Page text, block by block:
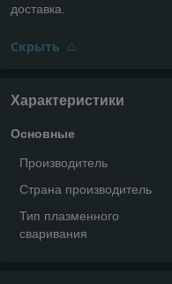
доставка.
Скрыть
Характеристики
Основные
Производитель
Страна производитель
Тип плазменного
сваривания